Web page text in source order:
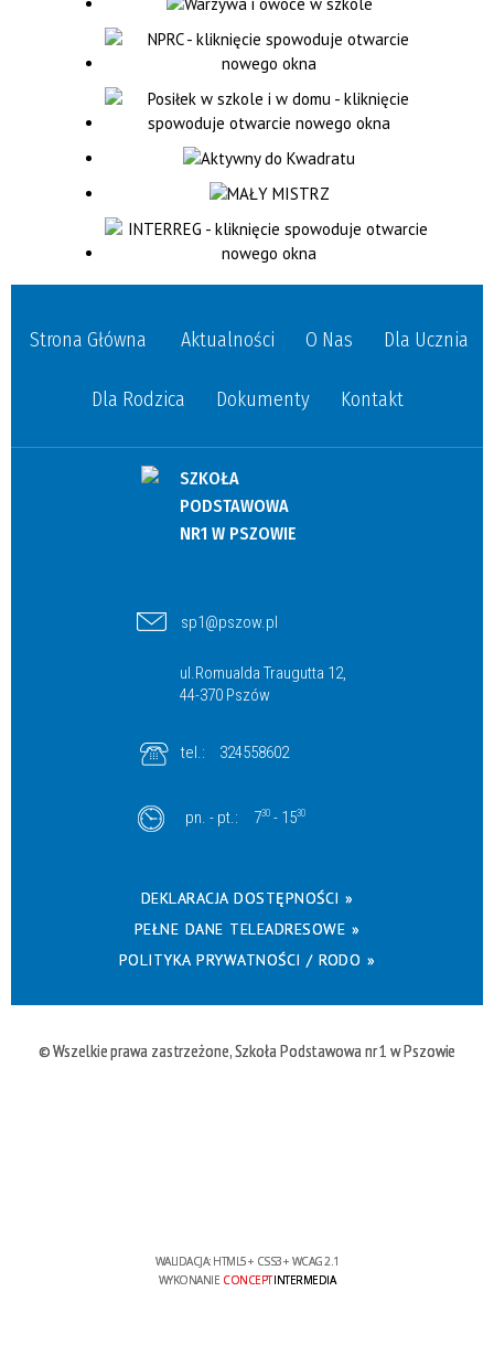
Strona Główna Aktualności O Nas Dla Ucznia
Dla Rodzica Dokumenty Kontakt
SZKOŁA
PODSTAWOWA
NR1 W PSZOWIE
sp1@pszow.pl
ul.Romualda Traugutta 12,
44-370 Pszów
tel.: 324558602
pn. - pt.: 730 - 1530
DEKLARACJA DOSTĘPNOŚCI »
PEŁNE DANE TELEADRESOWE »
POLITYKA PRYWATNOŚCI / RODO »
© Wszelkie prawa zastrzeżone, Szkoła Podstawowa nr 1 w Pszowie
WALIDACJA: HTML5+ CSS3+ WCAG 2.1
WYKONANIE CONCEPTINTERMEDIA